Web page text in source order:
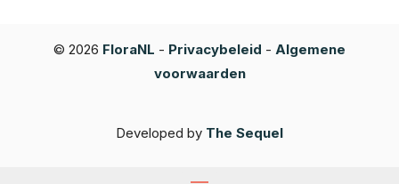
© 2026 FloraNL - Privacybeleid - Algemene
voorwaarden
Developed by The Sequel